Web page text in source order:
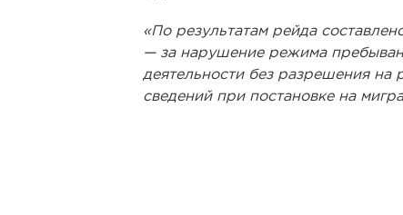
«По результатам рейда
— за нарушение режима
деятельности без разрешения
сведений при постановке на